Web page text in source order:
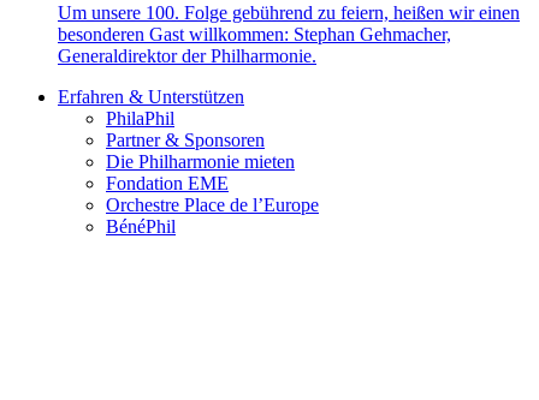
Um unsere 100. Folge gebührend zu feiern, heißen wir einen
besonderen Gast willkommen: Stephan Gehmacher,
Generaldirektor der Philharmonie.
Erfahren & Unterstützen
PhilaPhil
Partner & Sponsoren
Die Philharmonie mieten
Fondation EME
Orchestre Place de l’Europe
BénéPhil